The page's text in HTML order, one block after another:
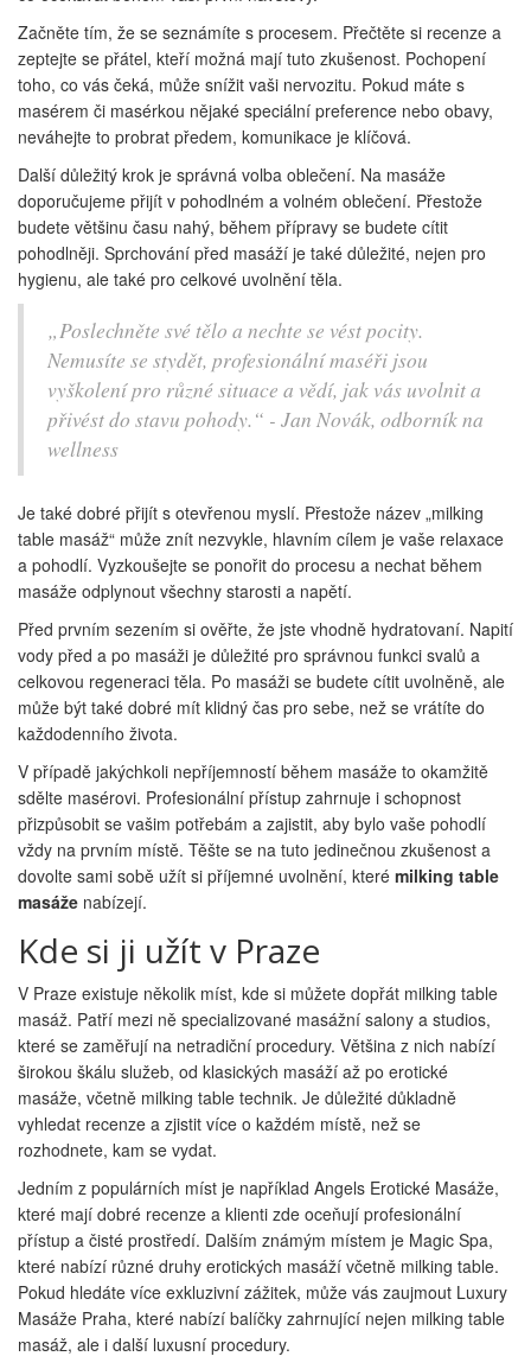
Začněte tím, že se seznámíte s procesem. Přečtěte si recenze a
zeptejte se přátel, kteří možná mají tuto zkušenost. Pochopení
toho, co vás čeká, může snížit vaši nervozitu. Pokud máte s
masérem či masérkou nějaké speciální preference nebo obavy,
neváhejte to probrat předem, komunikace je klíčová.
Další důležitý krok je správná volba oblečení. Na masáže
doporučujeme přijít v pohodlném a volném oblečení. Přestože
budete většinu času nahý, během přípravy se budete cítit
pohodlněji. Sprchování před masáží je také důležité, nejen pro
hygienu, ale také pro celkové uvolnění těla.
„Poslechněte své tělo a nechte se vést pocity.
Nemusíte se stydět, profesionální maséři jsou
vyškolení pro různé situace a vědí, jak vás uvolnit a
přivést do stavu pohody.“ - Jan Novák, odborník na
wellness
Je také dobré přijít s otevřenou myslí. Přestože název „milking
table masáž“ může znít nezvykle, hlavním cílem je vaše relaxace
a pohodlí. Vyzkoušejte se ponořit do procesu a nechat během
masáže odplynout všechny starosti a napětí.
Před prvním sezením si ověřte, že jste vhodně hydratovaní. Napití
vody před a po masáži je důležité pro správnou funkci svalů a
celkovou regeneraci těla. Po masáži se budete cítit uvolněně, ale
může být také dobré mít klidný čas pro sebe, než se vrátíte do
každodenního života.
V případě jakýchkoli nepříjemností během masáže to okamžitě
sdělte masérovi. Profesionální přístup zahrnuje i schopnost
přizpůsobit se vašim potřebám a zajistit, aby bylo vaše pohodlí
vždy na prvním místě. Těšte se na tuto jedinečnou zkušenost a
dovolte sami sobě užít si příjemné uvolnění, které milking table
masáže nabízejí.
Kde si ji užít v Praze
V Praze existuje několik míst, kde si můžete dopřát milking table
masáž. Patří mezi ně specializované masážní salony a studios,
které se zaměřují na netradiční procedury. Většina z nich nabízí
širokou škálu služeb, od klasických masáží až po erotické
masáže, včetně milking table technik. Je důležité důkladně
vyhledat recenze a zjistit více o každém místě, než se
rozhodnete, kam se vydat.
Jedním z populárních míst je například Angels Erotické Masáže,
které mají dobré recenze a klienti zde oceňují profesionální
přístup a čisté prostředí. Dalším známým místem je Magic Spa,
které nabízí různé druhy erotických masáží včetně milking table.
Pokud hledáte více exkluzivní zážitek, může vás zaujmout Luxury
Masáže Praha, které nabízí balíčky zahrnující nejen milking table
masáž, ale i další luxusní procedury.